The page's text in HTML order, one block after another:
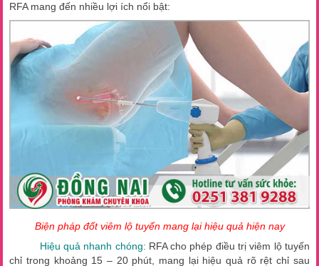
RFA mang đến nhiều lợi ích nổi bật:
Biện pháp đốt viêm lộ tuyến mang lại hiệu quả hiện nay
Hiệu quả nhanh chóng: RFA cho phép điều trị viêm lộ tuyến
chỉ trong khoảng 15 – 20 phút, mang lại hiệu quả rõ rệt chỉ sau